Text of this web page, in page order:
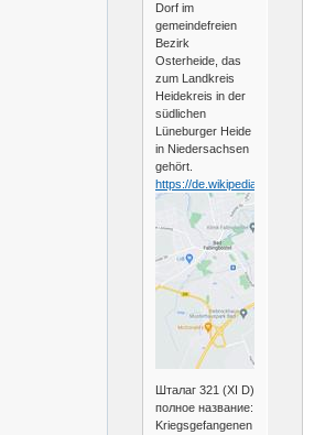
Dorf im
gemeindefreien
Bezirk
Osterheide, das
zum Landkreis
Heidekreis in der
südlichen
Lüneburger Heide
in Niedersachsen
gehört.
https://de.wikipedia.org/wiki/
Шталаг 321 (XI D)
полное название:
Kriegsgefangenen